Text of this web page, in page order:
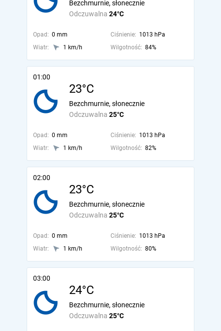
Odczuwalna 24°C
Bezchmurnie, słonecznie
Opad: 0 mm Ciśnienie: 1013 hPa
Wiatr:
1 km/h Wilgotność: 84%
01:00
23°C
Odczuwalna 25°C
Bezchmurnie, słonecznie
Opad: 0 mm Ciśnienie: 1013 hPa
Wiatr:
1 km/h Wilgotność: 82%
02:00
23°C
Odczuwalna 25°C
Bezchmurnie, słonecznie
Opad: 0 mm Ciśnienie: 1013 hPa
Wiatr:
1 km/h Wilgotność: 80%
03:00
24°C
Odczuwalna 25°C
Bezchmurnie, słonecznie